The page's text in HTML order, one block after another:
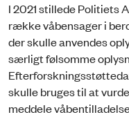
I 2021 stillede Politiets
række våbensager i
der skulle anvendes
særligt følsomme
skulle bruges til at
meddele